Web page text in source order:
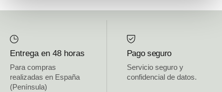
Entrega en 48 horas
Para compras
realizadas en España
(Península)
Pago seguro
Servicio seguro y
confidencial de datos.